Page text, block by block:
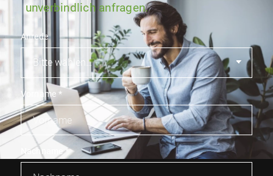
unverbindlich anfragen.
Anrede
Vorname *
Nachname*